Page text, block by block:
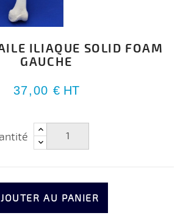
ILIAQUE SOLID FOAM
GAUCHE
37,00 € HT
AU PANIER